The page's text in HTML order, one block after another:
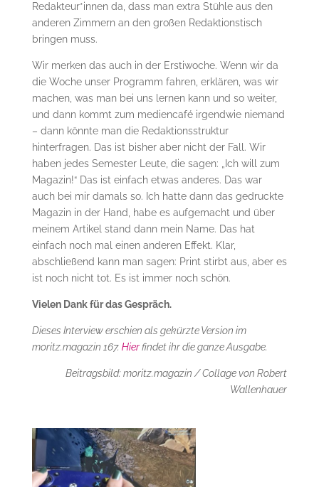
Redakteur*innen da, dass man extra Stühle aus den
anderen Zimmern an den großen Redaktionstisch
bringen muss.
Wir merken das auch in der Erstiwoche. Wenn wir da
die Woche unser Programm fahren, erklären, was wir
machen, was man bei uns lernen kann und so weiter,
und dann kommt zum mediencafé irgendwie niemand
– dann könnte man die Redaktionsstruktur
hinterfragen. Das ist bisher aber nicht der Fall. Wir
haben jedes Semester Leute, die sagen: „Ich will zum
Magazin!“ Das ist einfach etwas anderes. Das war
auch bei mir damals so. Ich hatte dann das gedruckte
Magazin in der Hand, habe es aufgemacht und über
meinem Artikel stand dann mein Name. Das hat
einfach noch mal einen anderen Effekt. Klar,
abschließend kann man sagen: Print stirbt aus, aber es
ist noch nicht tot. Es ist immer noch schön.
Vielen Dank für das Gespräch.
Dieses Interview erschien als gekürzte Version im
moritz.magazin 167. Hierfindet ihr die ganze Ausgabe.
Beitragsbild: moritz.magazin / Collage von Robert
Wallenhauer